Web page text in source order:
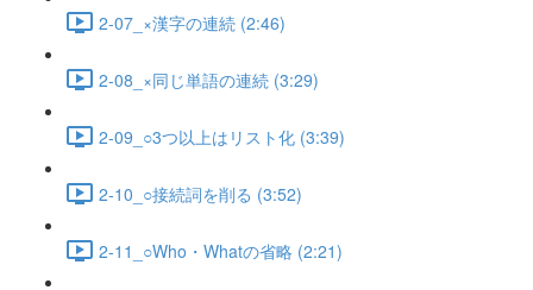
2-07_×漢字の連続 (2:46)
2-08_×同じ単語の連続 (3:29)
2-09_○3つ以上はリスト化 (3:39)
2-10_○接続詞を削る (3:52)
2-11_○Who・Whatの省略 (2:21)